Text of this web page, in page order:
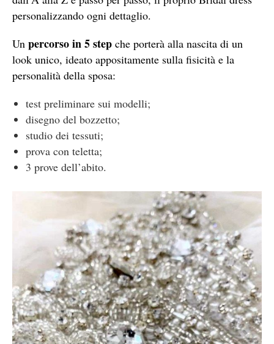
personalizzando ogni dettaglio.
Un percorso in 5 step che porterà alla nascita di un
look unico, ideato appositamente sulla fisicità e la
personalità della sposa:
test preliminare sui modelli;
disegno del bozzetto;
studio dei tessuti;
prova con teletta;
3 prove dell’abito.